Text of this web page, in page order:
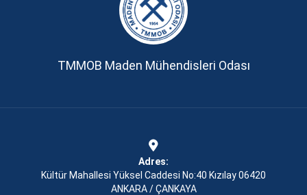
TMMOB Maden Mühendisleri Odası
Adres:
Kültür Mahallesi Yüksel Caddesi No:40 Kızılay 06420
ANKARA / ÇANKAYA